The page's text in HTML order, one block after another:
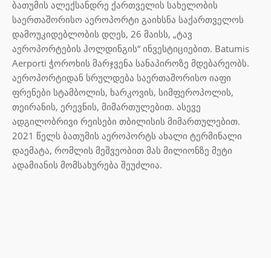
ბათუმის ალექსანდრე ქართველის სახელობის
საერთაშორისო აეროპორტი გაიხსნა საქართველოს
დამოუკიდებლობის დღეს, 26 მაისს, „ტავ
აეროპორტების ჰოლდინგის“ ინვესტიციებით. Batumis
Aerporti ჭოროხის მარჯვენა სანაპიროზე მდებარეობს.
აეროპორტიდან სრულდება საერთაშორისო იაფი
ფრენები სტამბოლის, ხარკოვის, სიმფეროპოლის,
თეირანის, ერევნის, მიმართულებით. ასევე
ადგილობრივი რეისები თბილისის მიმართულებით.
2021 წელს ბათუმის აეროპორტს ახალი ტერმინალი
დაემატა, რომლის მეშვეობით მას მილიონზე მეტი
ადამიანის მომსახურება შეუძლია.